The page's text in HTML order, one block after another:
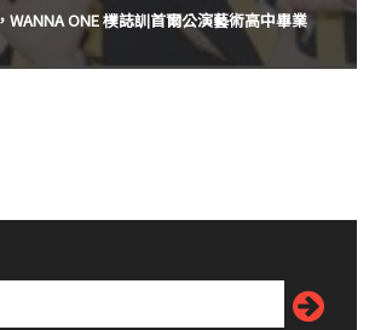
WANNA ONE 樸誌訓首爾公演藝術高中畢業